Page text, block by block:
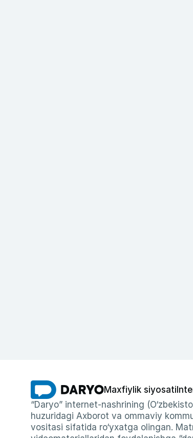
Maxfiylik siyosati
“Daryo” internet-nashrining
huzuridagi Axborot va ommaviy
vositasi sifatida ro‘yxatga olingan.